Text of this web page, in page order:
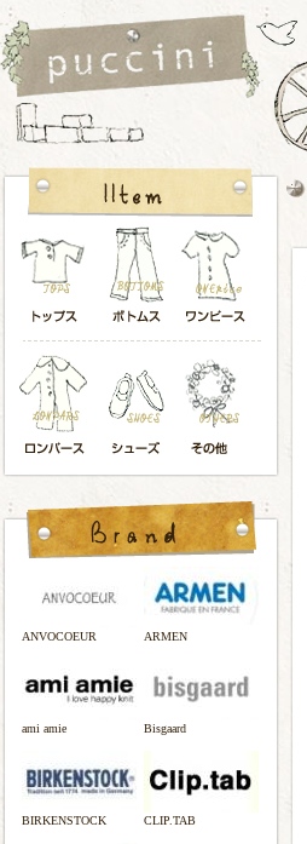
ANVOCOEUR ARMEN
ami amie Bisgaard
BIRKENSTOCK CLIP.TAB